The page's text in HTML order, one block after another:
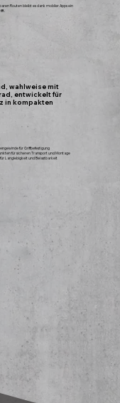
für Griffbefestigung
für sicheren Transport und Montage
Langlebigkeit und Belastbarkeit
Routen bleibt es dank mobiler Apps ein
wahlweise mit
entwickelt für
in kompakten